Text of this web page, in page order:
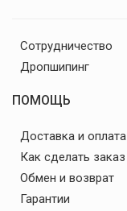
Сотрудничество
Дропшипинг
ПОМОЩЬ
Доставка и оплата
Как сделать заказ
Обмен и возврат
Гарантии